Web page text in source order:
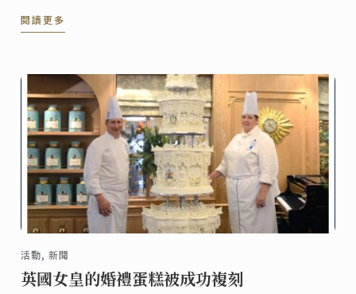
巨額收益，2017年7月底，我們總計迎來了850萬的遊客
閱讀更多
活動, 新聞
英國女皇的婚禮蛋糕被成功複刻